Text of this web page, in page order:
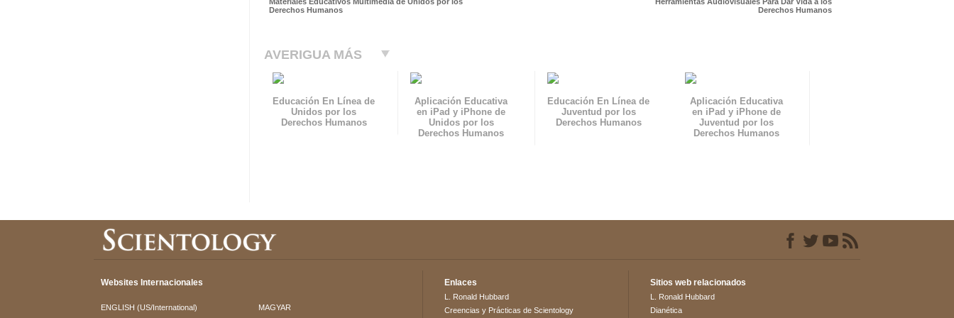
Derechos Humanos
Derechos Humanos
AVERIGUA MÁS
Educación En Línea de
Unidos por los
Derechos Humanos
Aplicación Educativa
en iPad y iPhone de
Unidos por los
Derechos Humanos
Educación En Línea de
Juventud por los
Derechos Humanos
Aplicación Educativa
en iPad y iPhone de
Juventud por los
Derechos Humanos
Websites Internacionales
ENGLISH (US/International)
MAGYAR
Enlaces
L. Ronald Hubbard
Creencias y Prácticas de Scientology
Sitios web relacionados
L. Ronald Hubbard
Dianética